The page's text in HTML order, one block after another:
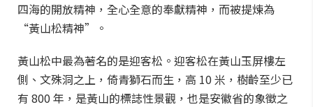
四海的開放精神，全心全意的奉獻精神，而被提煉為
“黃山松精神”。
黃山松中最為著名的是迎客松。迎客松在黃山玉屏樓左
側、文殊洞之上，倚青獅石而生，高 10 米，樹齡至少已
有 800 年，是黃山的標誌性景觀，也是安徽省的象徵之